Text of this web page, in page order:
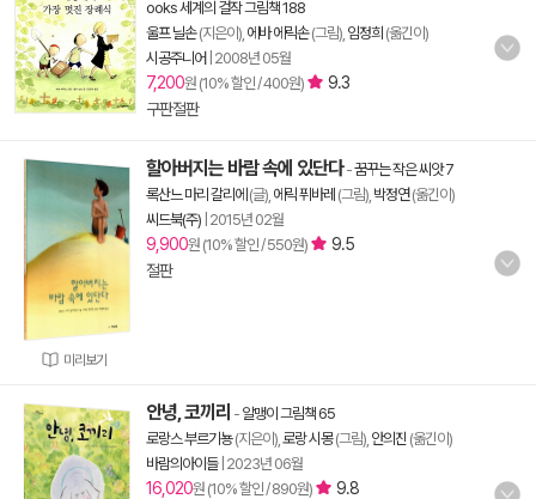
ooks 세계의 걸작 그림책 188
울프 닐손(지은이), 에바 에릭손(그림), 임정희 (옮긴이)
시공주니어 2008년 05월
7,200원 (10% 할인 / 400원)
9.3
구판절판
미리보기
할아버지는 바람 속에 있단다-꿈꾸는 작은 씨앗 7
록산느 마리 갈리에 (글), 에릭 퓌바레 (그림), 박정연(옮긴이)
씨드북(주) 2015년 02월
9,900원 (10% 할인 / 550원)
9.5
절판
안녕, 코끼리 - 알맹이 그림책 65
로랑스 부르기뇽(지은이), 로랑 시몽(그림), 안의진 (옮긴이)
바람의아이들| 2023년 06월
16,020원 (10% 할인 / 890원) 9.8